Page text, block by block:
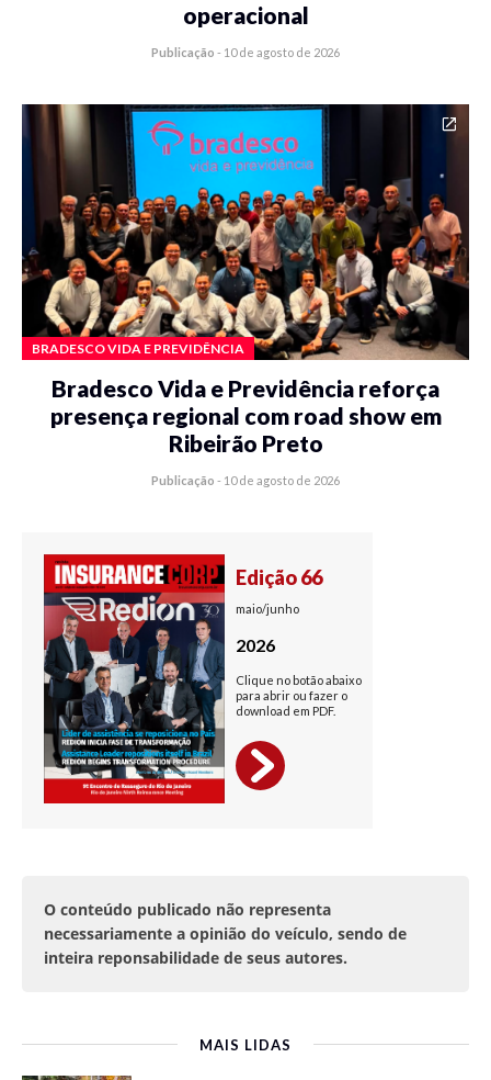
operacional
Publicação - 10 de agosto de 2026
BRADESCO VIDA E PREVIDÊNCIA
Bradesco Vida e Previdência reforça
presença regional com road show em
Ribeirão Preto
Publicação - 10 de agosto de 2026
O conteúdo publicado não representa
necessariamente a opinião do veículo, sendo de
inteira reponsabilidade de seus autores.
MAIS LIDAS